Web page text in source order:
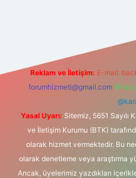
Reklam ve İletişim: E-mail:
forumhizmeti@gmail.com
Yasal Uyarı: Sitemiz, 5651 Sayılı
ve İletişim Kurumu (BTK)
olarak hizmet vermektedir. Bu
olarak denetleme veya araştırma
Ancak, üyelerimiz yazdıkları